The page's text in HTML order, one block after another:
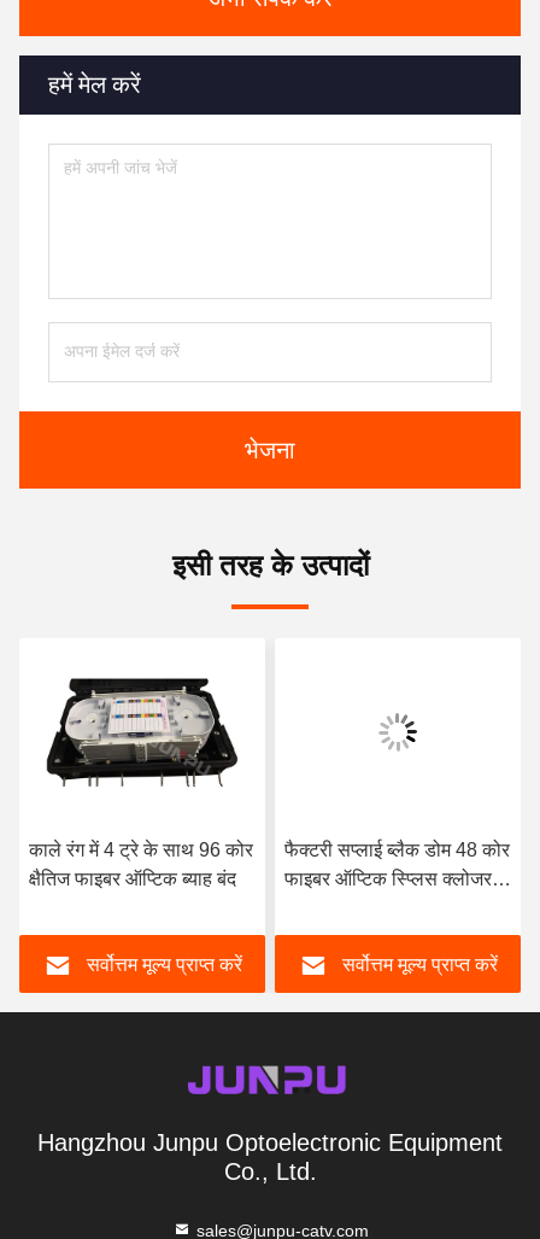
हमें मेल करें
भेजना
इसी तरह के उत्पादों
काले रंग में 4 ट्रे के साथ 96 कोर
क्षैतिज फाइबर ऑप्टिक ब्याह बंद
सर्वोत्तम मूल्य प्राप्त करें
फैक्टरी सप्लाई ब्लैक डोम 48 कोर
फाइबर ऑप्टिक स्प्लिस क्लोजर
सर्वोत्तम मूल्य प्राप्त करें
Hangzhou Junpu Optoelectronic Equipment
Co., Ltd.
sales@junpu-catv.com